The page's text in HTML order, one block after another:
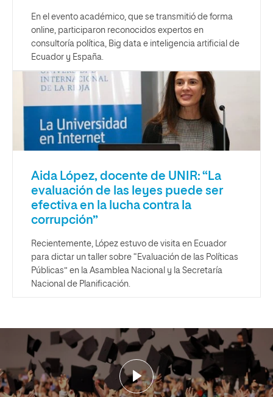
En el evento académico, que se transmitió de forma
online, participaron reconocidos expertos en
consultoría política, Big data e inteligencia artificial de
Ecuador y España.
Aida López, docente de UNIR: “La
evaluación de las leyes puede ser
efectiva en la lucha contra la
corrupción”
Recientemente, López estuvo de visita en Ecuador
para dictar un taller sobre “Evaluación de las Políticas
Públicas” en la Asamblea Nacional y la Secretaría
Nacional de Planificación.